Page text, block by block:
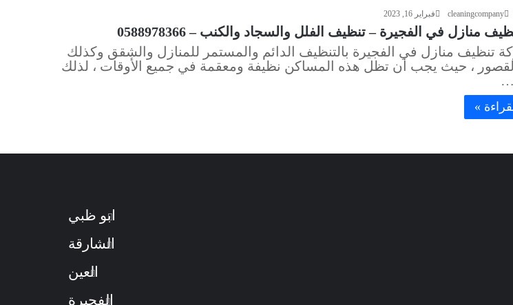
cleaningcompany فبراير 16, 2023
منازل في الفجيرة – تنظيف الفلل والسجاد والكنب – 0588978366
تنظيف منازل في الفجيرة بالتنظيف الدائم والمستمر للمنازل والشقق وكذلك
، حيث يجب أن تظل هذه المساكن نظيفة ومعقمة في جميع الأوقات ، لذلك
»
ابو ظبي
الشارقة
العين
الفجيرة